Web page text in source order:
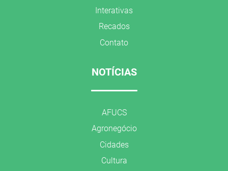
Interativas
Recados
Contato
NOTÍCIAS
AFUCS
Agronegócio
Cidades
Cultura